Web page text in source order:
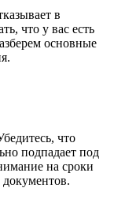
в
что у вас есть
основные
что
подпадает под
на сроки